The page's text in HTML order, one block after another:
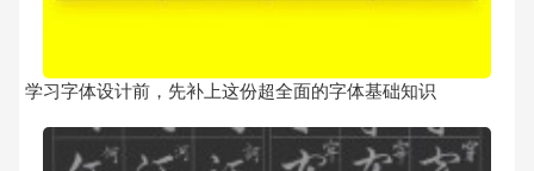
学习字体设计前，先补上这份超全面的字体基础知识